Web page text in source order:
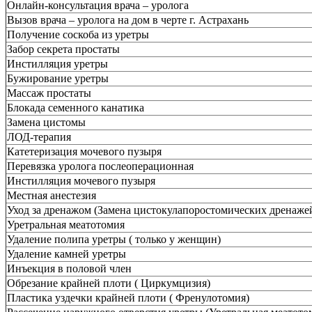
Онлайн-консультация врача – уролога
Вызов врача – уролога на дом в черте г. Астрахань
Получение соскоба из уретры
Забор секрета простаты
Инстилляция уретры
Бужирование уретры
Массаж простаты
Блокада семенного канатика
Замена цистомы
ЛОД-терапия
Катетеризация мочевого пузыря
Перевязка уролога послеоперационная
Инстилляция мочевого пузыря
Местная анестезия
Уход за дренажом (Замена цистокулапоростомических
Уретральная меатотомия
Удаление полипа уретры ( только у женщин)
Удаление камней уретры
Инъекция в половой член
Обрезание крайней плоти ( Циркумцизия)
Пластика уздечки крайней плоти ( Френулотомия)